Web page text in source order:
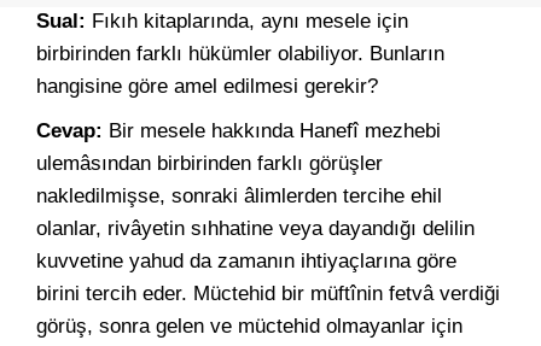
Sual: Fıkıh kitaplarında, aynı mesele için
birbirinden farklı hükümler olabiliyor. Bunların
hangisine göre amel edilmesi gerekir?
Cevap: Bir mesele hakkında Hanefî mezhebi
ulemâsından birbirinden farklı görüşler
nakledilmişse, sonraki âlimlerden tercihe ehil
olanlar, rivâyetin sıhhatine veya dayandığı delilin
kuvvetine yahud da zamanın ihtiyaçlarına göre
birini tercih eder. Müctehid bir müftînin fetvâ verdiği
görüş, sonra gelen ve müctehid olmayanlar için